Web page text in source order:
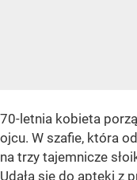
70-letnia kobieta
ojcu. W szafie, która
na trzy tajemnicze
Udała się do apteki z